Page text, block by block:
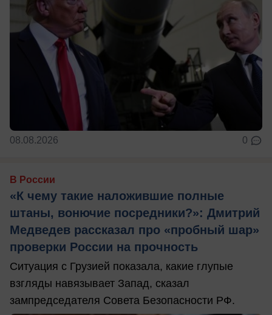
08.08.2026 0
В России
«К чему такие наложившие полные
штаны, вонючие посредники?»: Дмитрий
Медведев рассказал про «пробный шар»
проверки России на прочность
Ситуация с Грузией показала, какие глупые
взгляды навязывает Запад, сказал
зампредседателя Совета Безопасности РФ.